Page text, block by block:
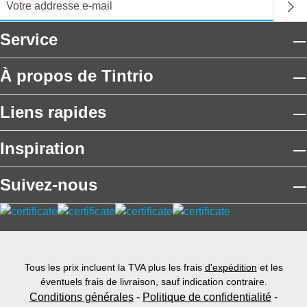
Service
À propos de Tintrio
Liens rapides
Inspiration
Suivez-nous
Tous les prix incluent la TVA plus les frais d'expédition et les
éventuels frais de livraison, sauf indication contraire.
Conditions générales - Politique de confidentialité -